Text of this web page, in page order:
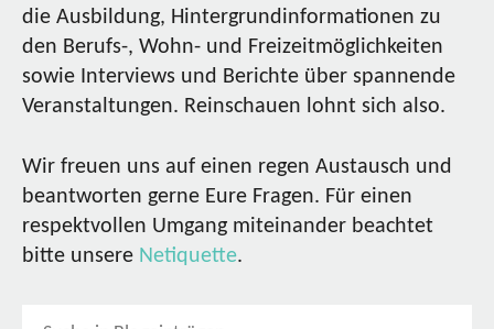
die Ausbildung, Hintergrundinformationen zu
den Berufs-, Wohn- und Freizeitmöglichkeiten
sowie Interviews und Berichte über spannende
Veranstaltungen. Reinschauen lohnt sich also.
Wir freuen uns auf einen regen Austausch und
beantworten gerne Eure Fragen. Für einen
respektvollen Umgang miteinander beachtet
bitte unsere Netiquette.